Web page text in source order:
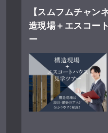
【スムフムチャン
造現場＋エスコー
ー